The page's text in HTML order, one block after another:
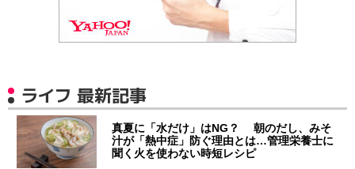
ライフ 最新記事
真夏に「水だけ」はNG？ 朝のだし、みそ
汁が「熱中症」防ぐ理由とは…管理栄養士に
聞く火を使わない時短レシピ